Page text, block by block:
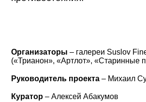
Организаторы – галереи Suslov
(«Трианон», «Артлот», «Старинные
Руководитель проекта – Михаил
Куратор – Алексей Абакумов